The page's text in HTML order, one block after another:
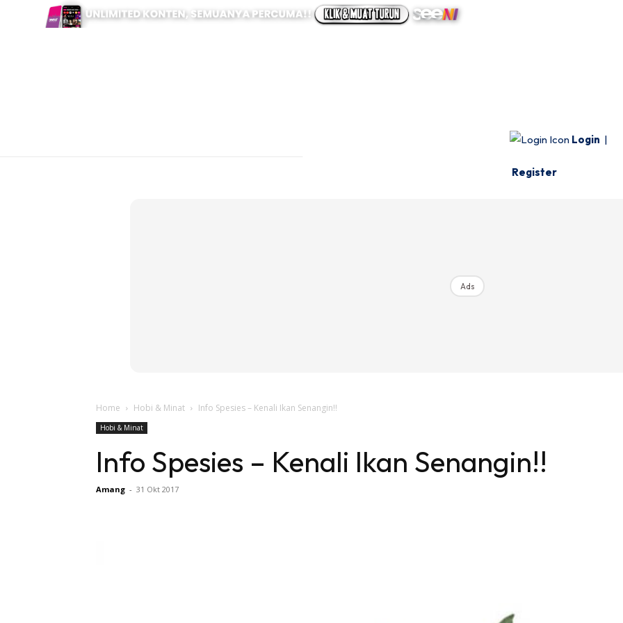
Login |
Register
Ads
Home Hobi & Minat Info Spesies – Kenali Ikan Senangin!!
Hobi & Minat
Info Spesies – Kenali Ikan Senangin!!
Amang - 31 Okt 2017